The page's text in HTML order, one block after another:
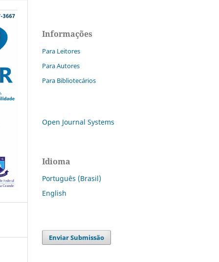
Informações
Para Leitores
Para Autores
Para Bibliotecários
Open Journal Systems
Idioma
Português (Brasil)
English
Enviar Submissão